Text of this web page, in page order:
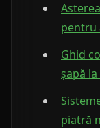
pentru
Ghid
șapă
piatră